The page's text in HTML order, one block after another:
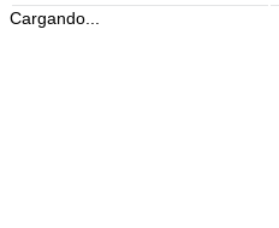
Cargando...